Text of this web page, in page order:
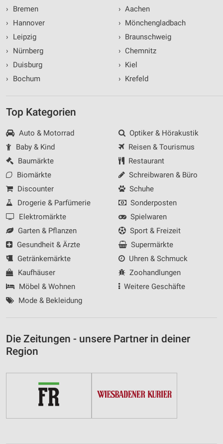
›
Bremen
›
Hannover
›
Leipzig
›
Nürnberg
›
Duisburg
›
Bochum
› Aachen
› Mönchengladbach
› Braunschweig
› Chemnitz
› Kiel
› Krefeld
Top Kategorien
Auto & Motorrad
Baby & Kind
Baumärkte
Biomärkte
Discounter
Drogerie & Parfümerie
Elektromärkte
Garten & Pflanzen
Gesundheit & Ärzte
Getränkemärkte
Kaufhäuser
Möbel & Wohnen
Mode & Bekleidung
Optiker & Hörakustik
Reisen & Tourismus
Restaurant
Schreibwaren & Büro
Schuhe
Sonderposten
Spielwaren
Sport & Freizeit
Supermärkte
Uhren & Schmuck
Zoohandlungen
Weitere Geschäfte
Die Zeitungen - unsere Partner in deiner
Region